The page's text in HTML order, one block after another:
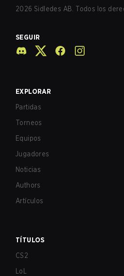
2026 Sidledes AB. Todos los
SEGUIR
EXPLORAR
Partidas
Torneos
Equipos
Jugadores
Noticias
Authors
Artículos
TÍTULOS
CS2
LoL